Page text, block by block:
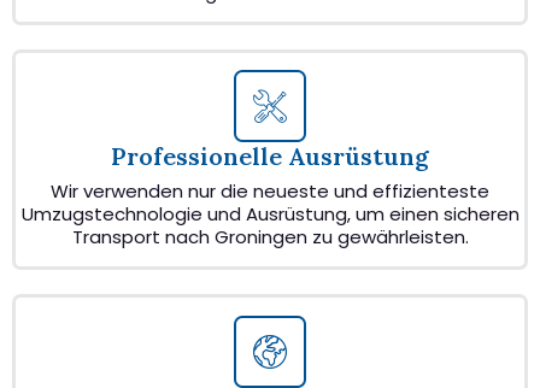
Professionelle Ausrüstung
Wir verwenden nur die neueste und effizienteste
Umzugstechnologie und Ausrüstung, um einen sicheren
Transport nach Groningen zu gewährleisten.